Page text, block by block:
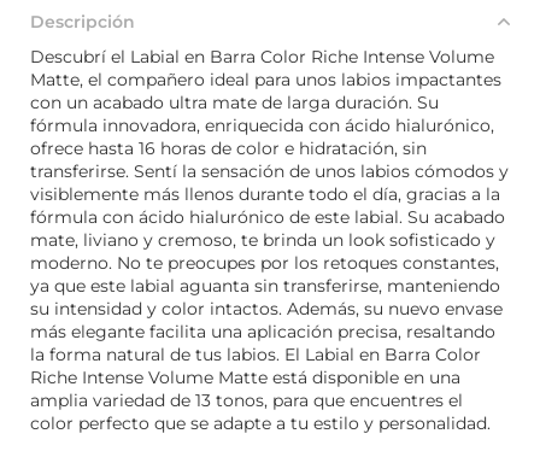
Descripción
Descubrí el Labial en Barra Color Riche Intense Volume
Matte, el compañero ideal para unos labios impactantes
con un acabado ultra mate de larga duración. Su
fórmula innovadora, enriquecida con ácido hialurónico,
ofrece hasta 16 horas de color e hidratación, sin
transferirse. Sentí la sensación de unos labios cómodos y
visiblemente más llenos durante todo el día, gracias a la
fórmula con ácido hialurónico de este labial. Su acabado
mate, liviano y cremoso, te brinda un look sofisticado y
moderno. No te preocupes por los retoques constantes,
ya que este labial aguanta sin transferirse, manteniendo
su intensidad y color intactos. Además, su nuevo envase
más elegante facilita una aplicación precisa, resaltando
la forma natural de tus labios. El Labial en Barra Color
Riche Intense Volume Matte está disponible en una
amplia variedad de 13 tonos, para que encuentres el
color perfecto que se adapte a tu estilo y personalidad.